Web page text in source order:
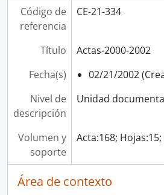
Código de
referencia
CE-21-334
Título
Actas-2000-2002
Fecha(s)
02/21/2002
Nivel de
descripción
Unidad
Volumen y
soporte
Acta:168; Hojas:15;
Área de contexto